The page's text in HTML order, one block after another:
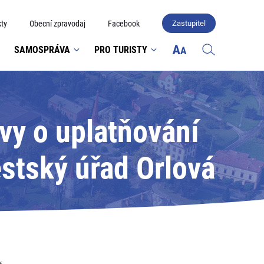
Obecní zpravodaj Facebook Zastupitel
SAMOSPRÁVA PRO TURISTY
o uplatňování
úřad Orlová